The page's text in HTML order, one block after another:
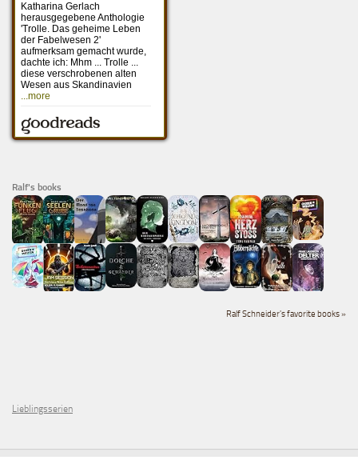
Ralf's books
Ralf Schneider's favorite books »
Lieblingsserien